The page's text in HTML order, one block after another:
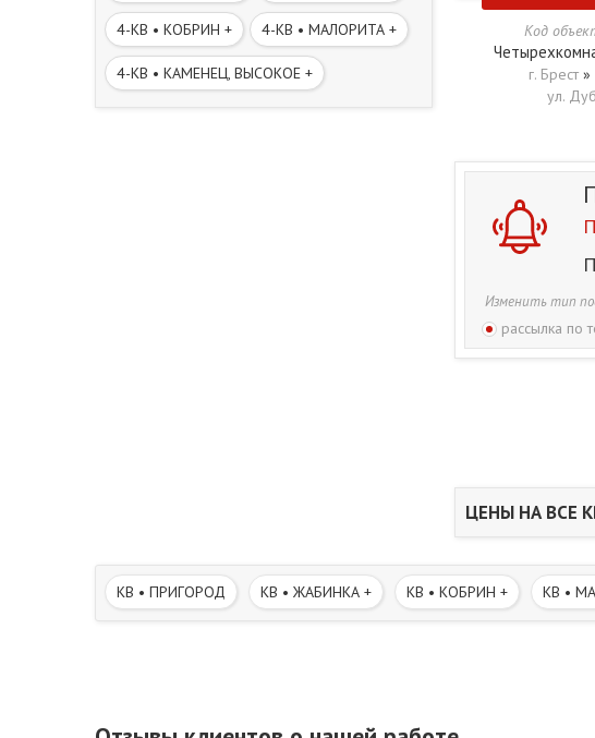
4-КВ • КОБРИН + 4-КВ • МАЛОРИТА +
4-КВ • КАМЕНЕЦ, ВЫСОКОЕ +
Код
г. Брест »
ул.
Изменить тип
рассылка по
ЦЕНЫ НА ВСЕ
КВ • ПРИГОРОД КВ • ЖАБИНКА + КВ • КОБРИН + КВ •